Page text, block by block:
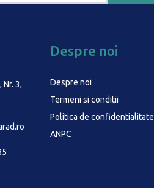
Nr. 3,
Despre noi
Despre noi
Termeni si conditii
Politica de confidentialitate
ANPC